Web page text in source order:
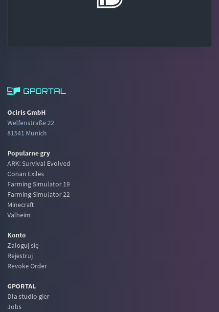
Ociris GmbH
Welfenstraße 22
81541 Munich
Popularne gry
ARK: Survival Evolved
Conan Exiles
Farming Simulator 19
Farming Simulator 22
Minecraft
Valheim
Konto
Zaloguj się
Rejestruj
Revoke Order
GPORTAL
Dla studio gier
Jobs